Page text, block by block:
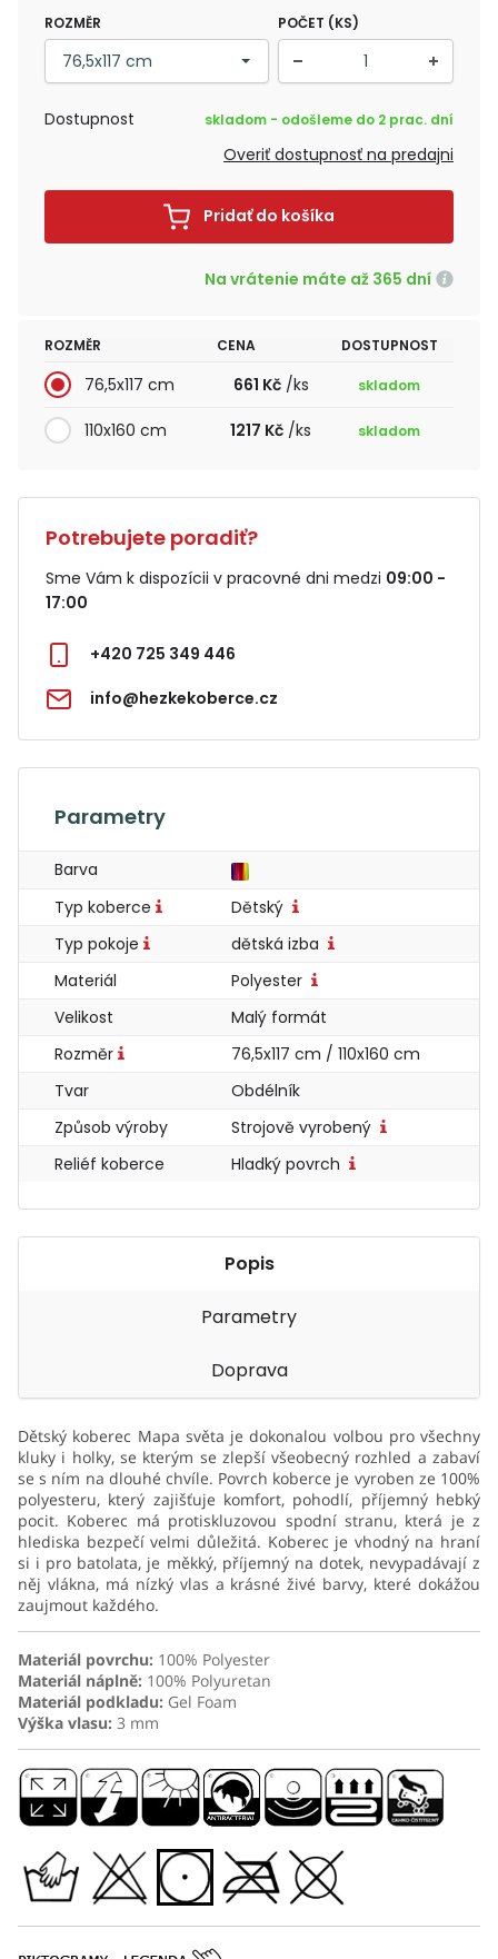
ROZMĚR POČET (KS)
Dostupnost skladom - odošleme do 2 prac. dní
Overiť dostupnosť na predajni
Pridať do košíka
Na vrátenie máte až 365 dní
ROZMĚR CENA DOSTUPNOST
76,5x117 cm 661 Kč/ks skladom
110x160 cm 1217 Kč /ks skladom
Potrebujete poradiť?
Sme Vám k dispozícii v pracovné dni medzi 09:00 -
17:00
+420 725 349 446
info@hezkekoberce.cz
Parametry
Barva
Typ koberce
Dětský
Typ pokoje
dětská izba
Materiál
Polyester
Velikost
Malý formát
Rozměr
76,5x117 cm / 110x160 cm
Tvar
Obdélník
Způsob výroby
Strojově vyrobený
Reliéf koberce
Hladký povrch
Popis
Parametry
Doprava
Dětský koberec Mapa světa je dokonalou volbou pro všechny
kluky i holky, se kterým se zlepší všeobecný rozhled a zabaví
se s ním na dlouhé chvíle. Povrch koberce je vyroben ze 100%
polyesteru, který zajišťuje komfort, pohodlí, příjemný hebký
pocit. Koberec má protiskluzovou spodní stranu, která je z
hlediska bezpečí velmi důležitá. Koberec je vhodný na hraní
si i pro batolata, je měkký, příjemný na dotek, nevypadávají z
něj vlákna, má nízký vlas a krásné živé barvy, které dokážou
zaujmout každého.
Materiál povrchu: 100% Polyester
Materiál náplně: 100% Polyuretan
Materiál podkladu: Gel Foam
Výška vlasu: 3 mm